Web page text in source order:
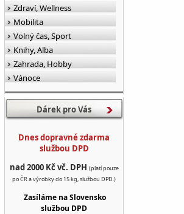
Zdraví, Wellness
Mobilita
Volný čas, Sport
Knihy, Alba
Zahrada, Hobby
Vánoce
Dárek pro Vás
Dnes dopravné zdarma
službou DPD
nad 2000 Kč vč. DPH (platí pouze
po ČR a výrobky do 15 kg, službou DPD.)
Zasíláme na Slovensko
službou DPD